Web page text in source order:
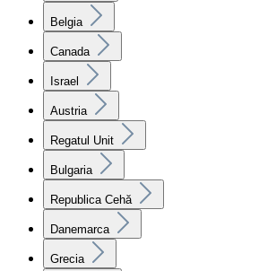
Belgia
Canada
Israel
Austria
Regatul Unit
Bulgaria
Republica Cehă
Danemarca
Grecia